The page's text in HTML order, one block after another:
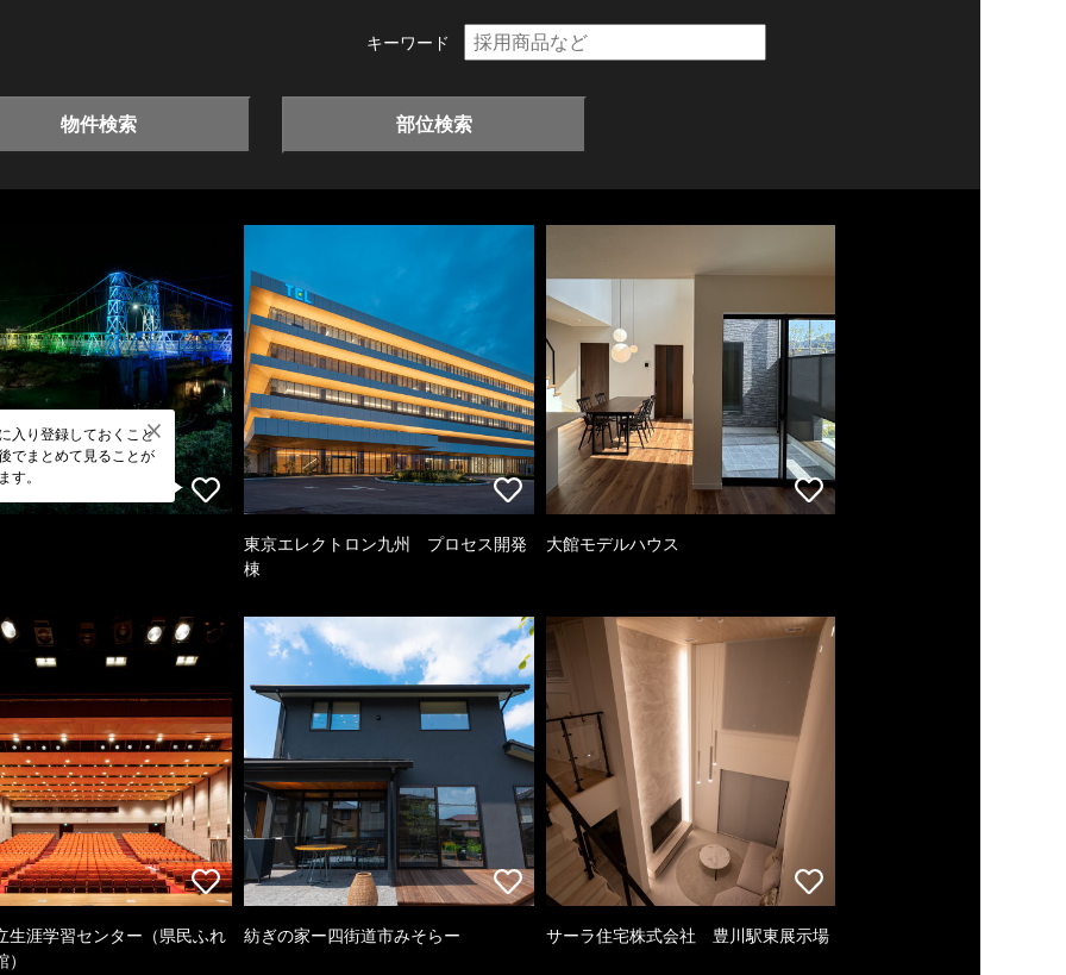
キーワード
物件検索 部位検索
入り登録しておくこと
でまとめて見ることが
す。
東京エレクトロン九州 プロセス開発
棟
大館モデルハウス
生涯学習センター（県民ふれ
紡ぎの家ー四街道市みそらー サーラ住宅株式会社 豊川駅東展示場